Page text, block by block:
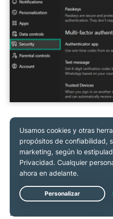
Contrasta las
decisión
ChatGPT es muy útil, pero
inexactas, estar
desfasadas. Cuando se
importantes relacionadas
legales o finanzas,
fuentes fiables o consulta a